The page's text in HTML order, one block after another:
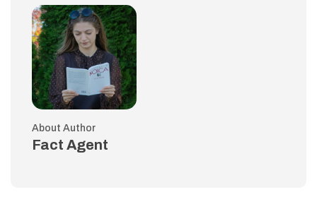
About Author
Fact Agent